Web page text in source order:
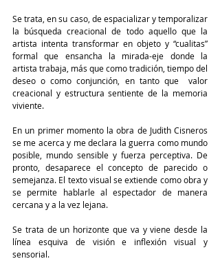
Se trata, en su caso, de espacializar y temporalizar
la búsqueda creacional de todo aquello que la
artista intenta transformar en objeto y “cualitas”
formal que ensancha la mirada-eje donde la
artista trabaja, más que como tradición, tiempo del
deseo o como conjunción, en tanto que  valor
creacional y estructura sentiente de la memoria
viviente.
En un primer momento la obra de Judith Cisneros
se me acerca y me declara la guerra como mundo
posible, mundo sensible y fuerza perceptiva. De
pronto, desaparece el concepto de parecido o
semejanza. El texto visual se extiende como obra y
se permite hablarle al espectador de manera
cercana y a la vez lejana.
Se trata de un horizonte que va y viene desde la
línea esquiva de visión e inflexión visual y
sensorial.